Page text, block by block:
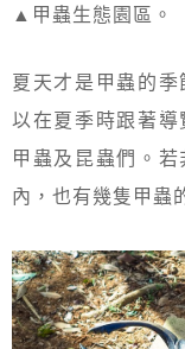
▲甲蟲生態園區。
夏天才是甲蟲的
以在夏季時跟著
甲蟲及昆蟲們。
內，也有幾隻甲蟲